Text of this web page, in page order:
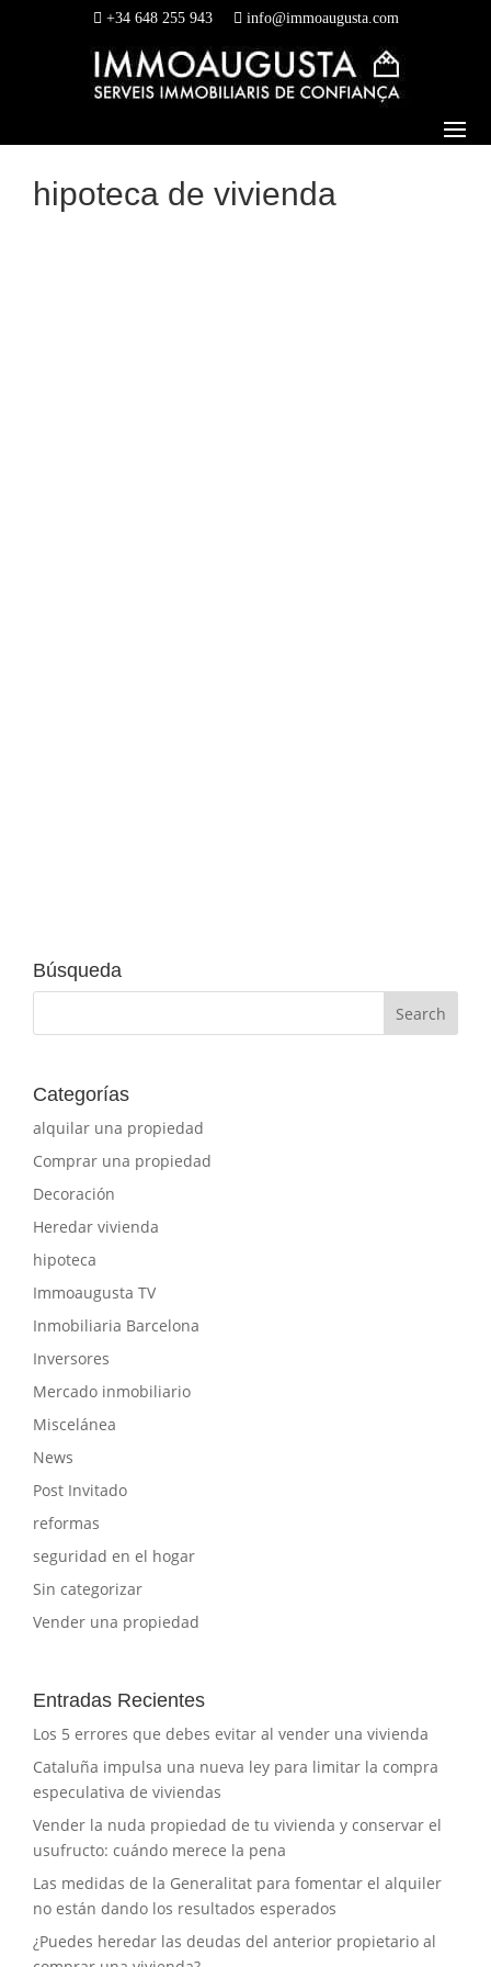
+34 648 255 943 info@immoaugusta.com
hipoteca de vivienda
Búsqueda
Categorías
alquilar una propiedad
Comprar una propiedad
Decoración
Heredar vivienda
hipoteca
Immoaugusta TV
Inmobiliaria Barcelona
Inversores
Mercado inmobiliario
Miscelánea
News
Post Invitado
reformas
seguridad en el hogar
Sin categorizar
Vender una propiedad
Entradas Recientes
Los 5 errores que debes evitar al vender una vivienda
Cataluña impulsa una nueva ley para limitar la compra
especulativa de viviendas
Vender la nuda propiedad de tu vivienda y conservar el
usufructo: cuándo merece la pena
Las medidas de la Generalitat para fomentar el alquiler
no están dando los resultados esperados
¿Puedes heredar las deudas del anterior propietario al